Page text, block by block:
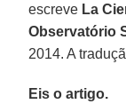
escreve La
Observatório
2014. A
Eis o artigo.